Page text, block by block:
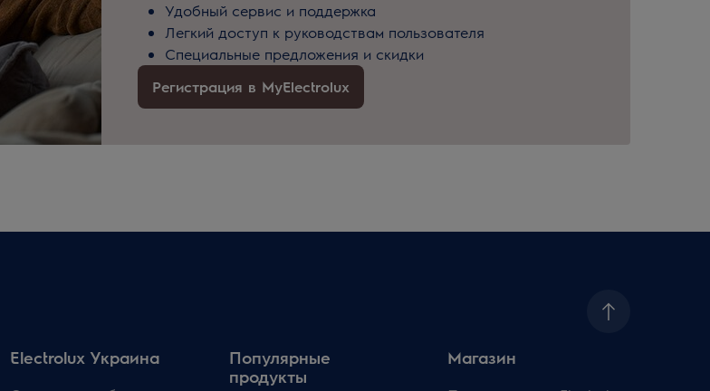
Удобный сервис и поддержка
Легкий доступ к руководствам пользователя
Специальные предложения и скидки
Регистрация в MyElectrolux
Electrolux Украина
Популярные
продукты
Магазин